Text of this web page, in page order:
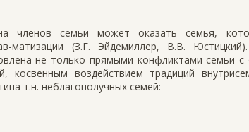
членов семьи может оказать семья,
матизации (З.Г. Эйдемиллер, В.В.
не только прямыми конфликтами семьи
косвенным воздействием традиций
т.н. неблагополучных семей: